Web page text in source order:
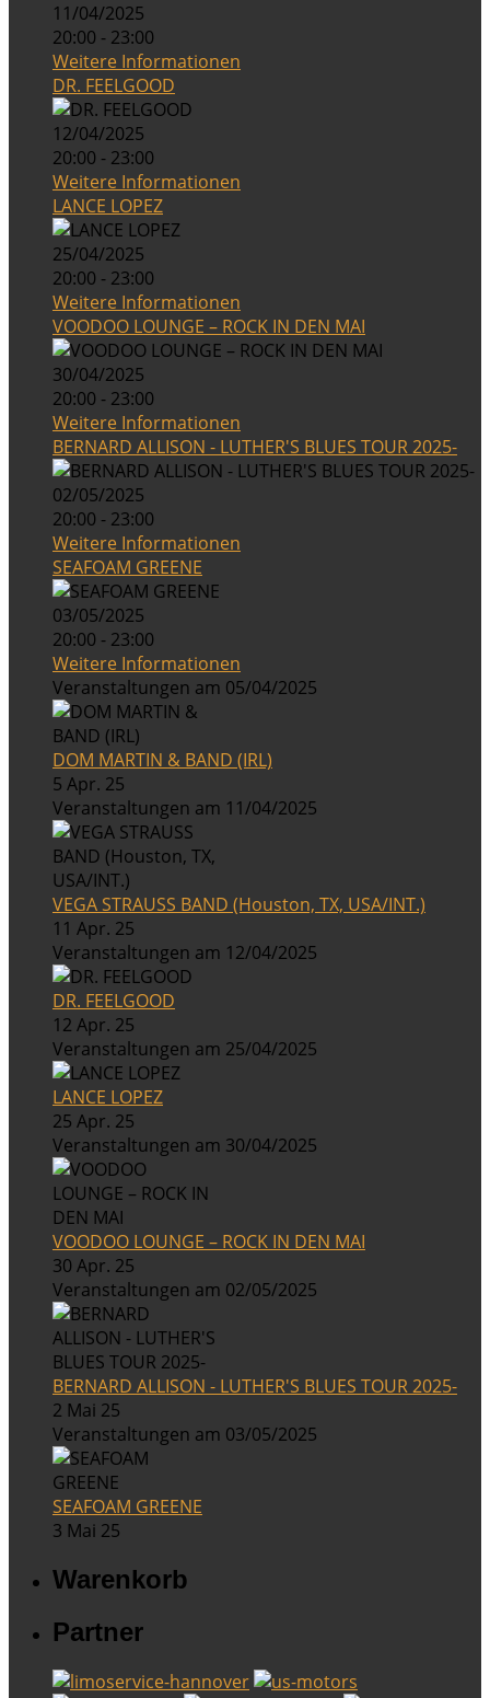
11/04/2025
20:00 - 23:00
Weitere Informationen
DR. FEELGOOD
12/04/2025
20:00 - 23:00
Weitere Informationen
LANCE LOPEZ
25/04/2025
20:00 - 23:00
Weitere Informationen
VOODOO LOUNGE – ROCK IN DEN MAI
30/04/2025
20:00 - 23:00
Weitere Informationen
BERNARD ALLISON - LUTHER'S BLUES TOUR 2025-
02/05/2025
20:00 - 23:00
Weitere Informationen
SEAFOAM GREENE
03/05/2025
20:00 - 23:00
Weitere Informationen
Veranstaltungen am 05/04/2025
DOM MARTIN & BAND (IRL)
5 Apr. 25
Veranstaltungen am 11/04/2025
VEGA STRAUSS BAND (Houston, TX, USA/INT.)
11 Apr. 25
Veranstaltungen am 12/04/2025
DR. FEELGOOD
12 Apr. 25
Veranstaltungen am 25/04/2025
LANCE LOPEZ
25 Apr. 25
Veranstaltungen am 30/04/2025
VOODOO LOUNGE – ROCK IN DEN MAI
30 Apr. 25
Veranstaltungen am 02/05/2025
BERNARD ALLISON - LUTHER'S BLUES TOUR 2025-
2 Mai 25
Veranstaltungen am 03/05/2025
SEAFOAM GREENE
3 Mai 25
Warenkorb
Partner